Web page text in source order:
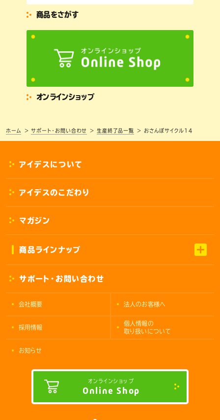
商品をさがす
オンラインショップ
ホーム サポート・お問い合わせ 生産終了品一覧 おさんぽサイクル14
アイデスについて
アイデスのこだわり
マガジン
商品ラインナップ
サポート・お問い合わせ
会社概要 法人のお客様へ
採用情報
個人情報の
取り扱いについて
お知らせ
オンラインショップ
Online Shop